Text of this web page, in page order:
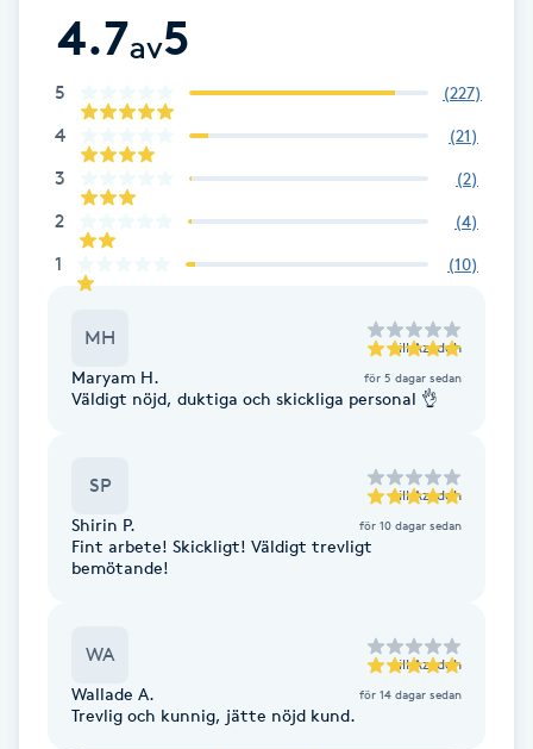
Föning
Gel naglar
Gelenaglar
Gellack
Gravidmassage
Gruppträning
4.7av5
5 (227)
4 (21)
3 (2)
2 (4)
1 (10)
MH till Azadeh
Maryam H. för 5 dagar sedan
Väldigt nöjd, duktiga och skickliga personal 👌
SP till Azadeh
Shirin P. för 10 dagar sedan
Fint arbete! Skickligt! Väldigt trevligt
bemötande!
WA till Azadeh
Wallade A. för 14 dagar sedan
Trevlig och kunnig, jätte nöjd kund.